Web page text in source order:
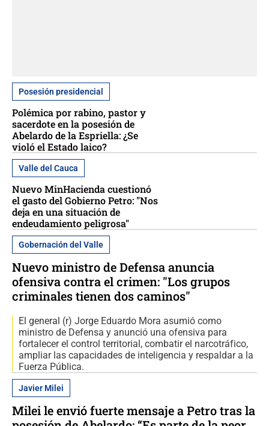
Posesión presidencial
Polémica por rabino, pastor y
sacerdote en la posesión de
Abelardo de la Espriella: ¿Se
violó el Estado laico?
Valle del Cauca
Nuevo MinHacienda cuestionó
el gasto del Gobierno Petro: "Nos
deja en una situación de
endeudamiento peligrosa"
Gobernación del Valle
Nuevo ministro de Defensa anuncia
ofensiva contra el crimen: "Los grupos
criminales tienen dos caminos"
El general (r) Jorge Eduardo Mora asumió como
ministro de Defensa y anunció una ofensiva para
fortalecer el control territorial, combatir el narcotráfico,
ampliar las capacidades de inteligencia y respaldar a la
Fuerza Pública.
Javier Milei
Milei le envió fuerte mensaje a Petro tras la